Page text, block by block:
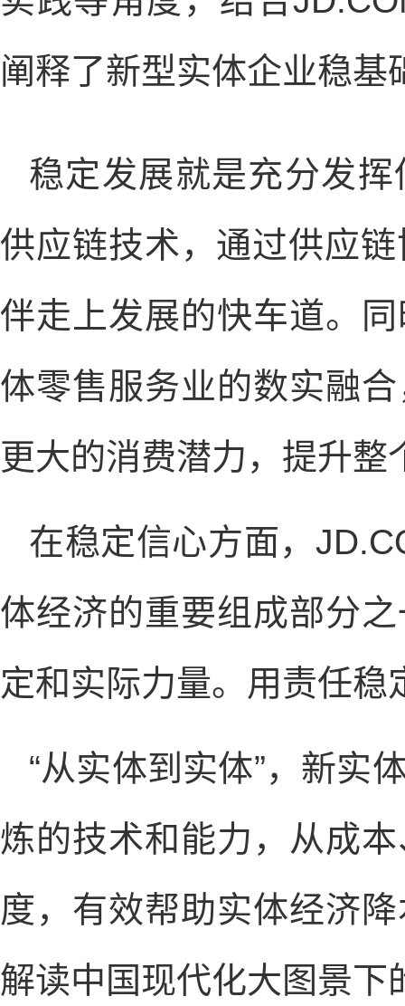
阐释了新型实体企业稳
稳定发展就是充分发
供应链技术，通过供应
伴走上发展的快车道。
体零售服务业的数实融
更大的消费潜力，提升
在稳定信心方面，
体经济的重要组成部分
定和实际力量。用责任
“从实体到实体”，新实
炼的技术和能力，从成
度，有效帮助实体经济
解读中国现代化大图景下